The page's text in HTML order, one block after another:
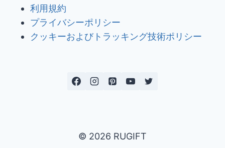
利用規約
プライバシーポリシー
クッキーおよびトラッキング技術ポリシー
© 2026 RUGIFT